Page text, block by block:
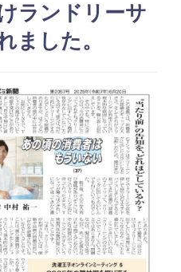
ランドリーサ
ました。